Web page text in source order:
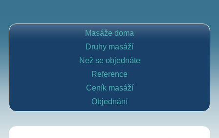
Masáže doma
Druhy masáží
Než se objednáte
Reference
Ceník masáží
Objednání